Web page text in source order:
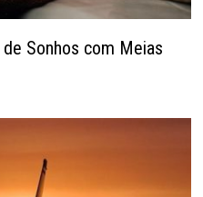
Sonhos com Meias